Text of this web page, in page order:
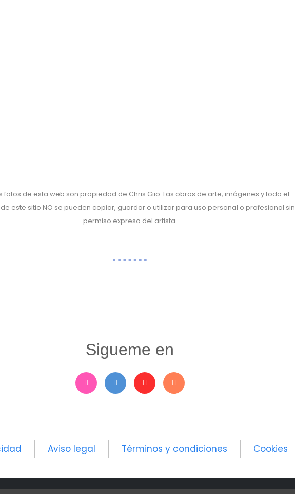
fotos de esta web son propiedad de Chris Giio. Las obras de arte, imágenes y todo el
este sitio NO se pueden copiar, guardar o utilizar para uso personal o profesional sin
permiso expreso del artista.
Sigueme en
Aviso legal Términos y condiciones Cookies